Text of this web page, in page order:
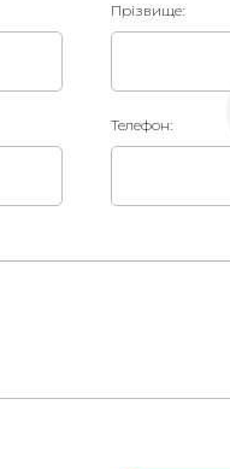
Прізвище:
Телефон: